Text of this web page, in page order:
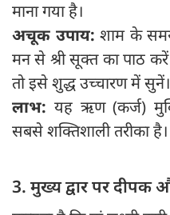
माना गया है।
अचूक उपाय:शाम के
मन से श्री सूक्त का पाठ
तो इसे शुद्ध उच्चारण में सुनें।
लाभ: यह ऋण (कर्ज)
सबसे शक्तिशाली तरीका है।
3. मुख्य द्वार पर दीपक